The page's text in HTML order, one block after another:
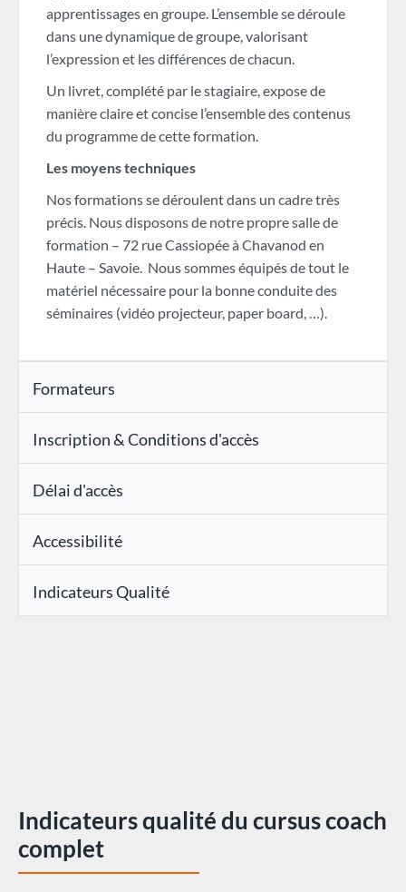
apprentissages en groupe. L’ensemble se déroule
dans une dynamique de groupe, valorisant
l’expression et les différences de chacun.
Un livret, complété par le stagiaire, expose de
manière claire et concise l’ensemble des contenus
du programme de cette formation.
Les moyens techniques
Nos formations se déroulent dans un cadre très
précis. Nous disposons de notre propre salle de
formation – 72 rue Cassiopée à Chavanod en
Haute – Savoie. Nous sommes équipés de tout le
matériel nécessaire pour la bonne conduite des
séminaires (vidéo projecteur, paper board, …).
Formateurs
Inscription & Conditions d'accès
Délai d'accès
Accessibilité
Indicateurs Qualité
Indicateurs qualité du cursus coach
complet